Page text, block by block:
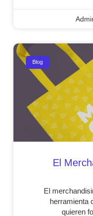
Blog
El
El
herramienta
quieren